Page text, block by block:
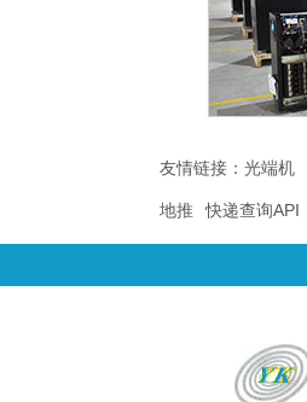
友情链接： 光端机
地推 快递查询API